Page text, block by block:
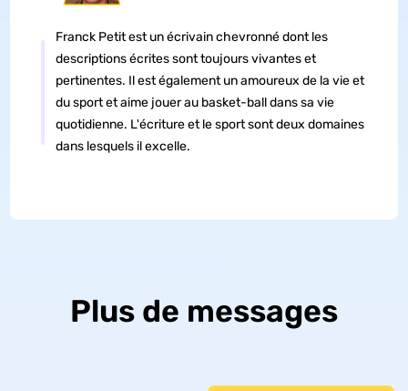
Franck Petit est un écrivain chevronné dont les
descriptions écrites sont toujours vivantes et
pertinentes. Il est également un amoureux de la vie et
du sport et aime jouer au basket-ball dans sa vie
quotidienne. L'écriture et le sport sont deux domaines
dans lesquels il excelle.
Plus de messages